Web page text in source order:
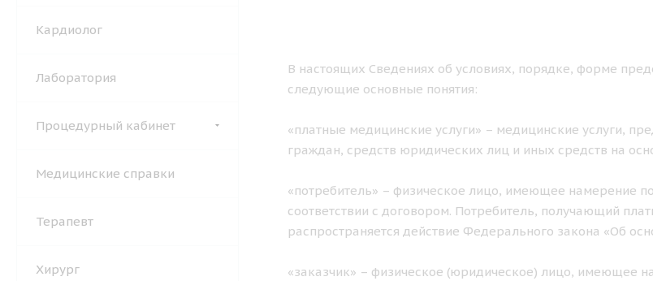
Кардиолог
Лаборатория
Процедурный кабинет
Медицинские справки
Терапевт
Хирург
В настоящих Сведениях об условиях, порядке, форме
следующие основные понятия:
«платные медицинские услуги» – медицинские услуги,
граждан, средств юридических лиц и иных средств на
«потребитель» – физическое лицо, имеющее намерение
соответствии с договором. Потребитель, получающий
распространяется действие Федерального закона «Об
«заказчик» – физическое (юридическое) лицо, имеющее